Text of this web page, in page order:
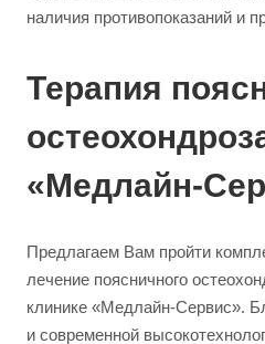
наличия противопоказаний и
Терапия
«Медлайн-
Предлагаем Вам пройти
лечение поясничного
клинике «Медлайн-Сервис».
и современной